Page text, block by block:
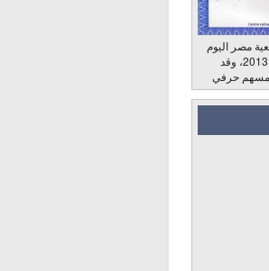
مصر اليوم
وراديو الشرق مسابقة للشعر العربي لعام 2013، وقد
حرفي